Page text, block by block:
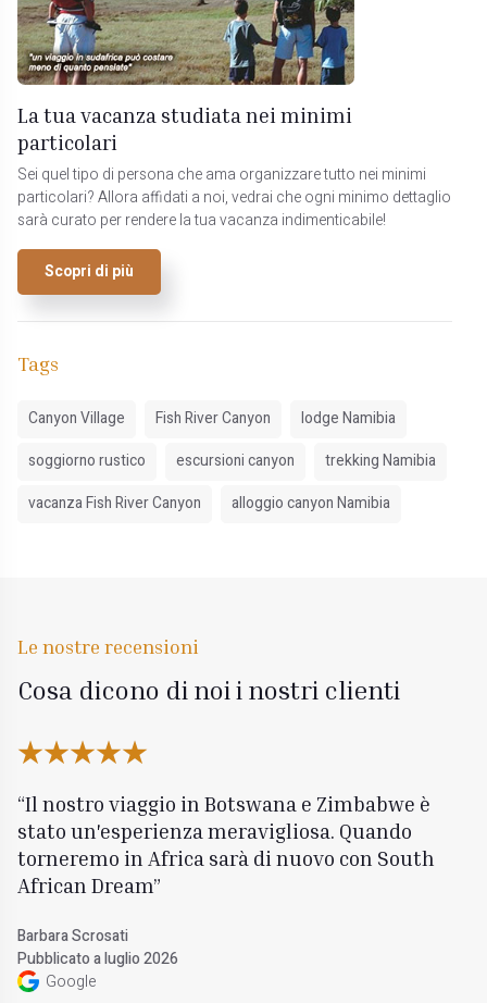
La tua vacanza studiata nei minimi
particolari
Sei quel tipo di persona che ama organizzare tutto nei minimi
particolari? Allora affidati a noi, vedrai che ogni minimo dettaglio
sarà curato per rendere la tua vacanza indimenticabile!
Scopri di più
Tags
Canyon Village Fish River Canyon
lodge Namibia
soggiorno rustico
escursioni canyon
trekking Namibia
vacanza Fish River Canyon
alloggio canyon Namibia
Le nostre recensioni
Cosa dicono di noi i nostri clienti
Il nostro viaggio in Botswana e Zimbabwe è
stato un'esperienza meravigliosa. Quando
torneremo in Africa sarà di nuovo con South
African Dream
Barbara Scrosati
Pubblicato a luglio 2026
Google